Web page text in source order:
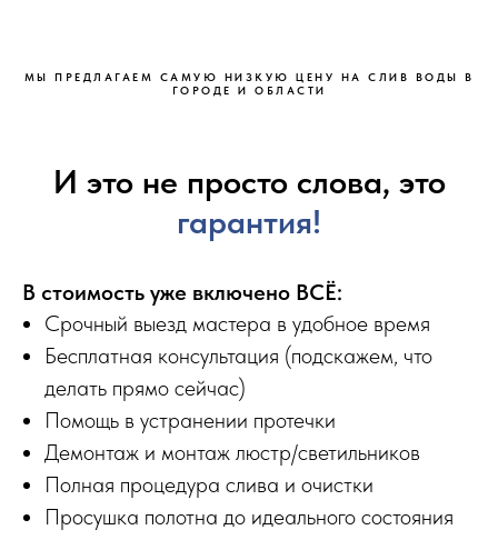
МЫ ПРЕДЛАГАЕМ САМУЮ НИЗКУЮ ЦЕНУ НА СЛИВ ВОДЫ В
ГОРОДЕ И ОБЛАСТИ
И это не просто слова, это
гарантия!
В стоимость уже включено ВСЁ:
Срочный выезд мастера в удобное время
Бесплатная консультация (подскажем, что
делать прямо сейчас)
Помощь в устранении протечки
Демонтаж и монтаж люстр/светильников
Полная процедура слива и очистки
Просушка полотна до идеального состояния